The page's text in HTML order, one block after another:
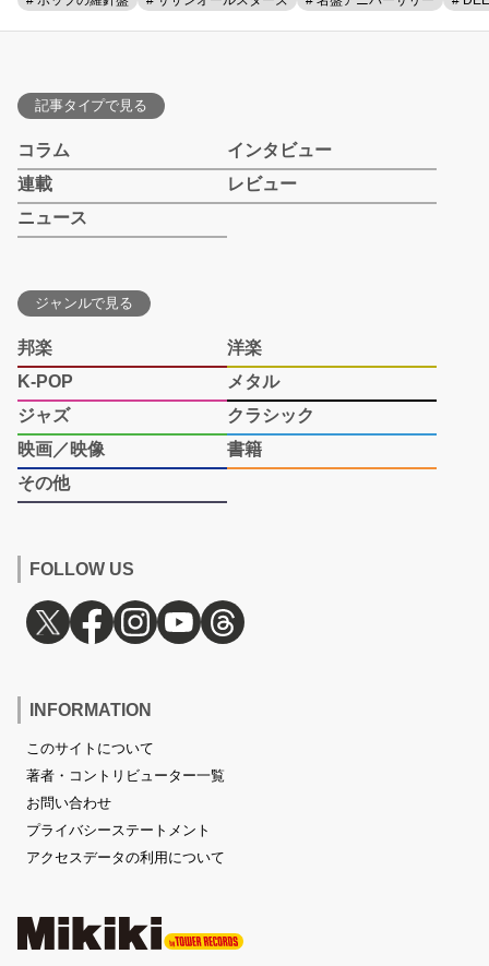
記事タイプで見る
コラム
インタビュー
連載
レビュー
ニュース
ジャンルで見る
邦楽
洋楽
K-POP
メタル
ジャズ
クラシック
映画／映像
書籍
その他
FOLLOW US
INFORMATION
このサイトについて
著者・コントリビューター一覧
お問い合わせ
プライバシーステートメント
アクセスデータの利用について